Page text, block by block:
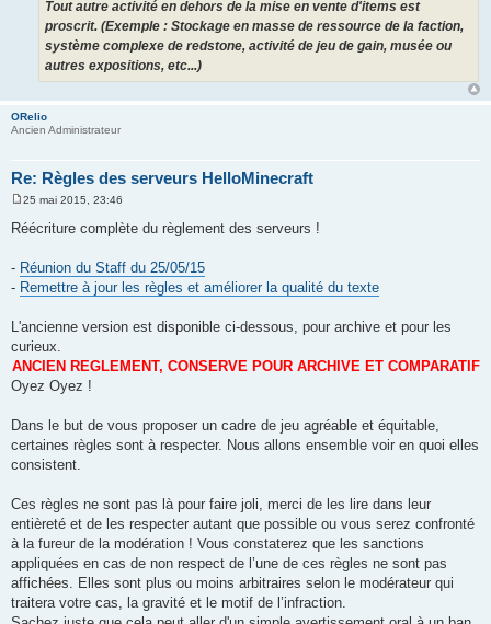
Tout autre activité en dehors de la mise en vente d'items est
proscrit. (Exemple : Stockage en masse de ressource de la faction,
système complexe de redstone, activité de jeu de gain, musée ou
autres expositions, etc...)
ORelio
Ancien Administrateur
Re: Règles des serveurs HelloMinecraft
e
s
a
g
e
25 mai 2015, 23:46
Réécriture complète du règlement des serveurs !
- Réunion du Staff du 25/05/15
- Remettre à jour les règles et améliorer la qualité du texte
L'ancienne version est disponible ci-dessous, pour archive et pour les
curieux.
ANCIEN REGLEMENT, CONSERVE POUR ARCHIVE ET COMPARATIF
Oyez Oyez !
Dans le but de vous proposer un cadre de jeu agréable et équitable,
certaines règles sont à respecter. Nous allons ensemble voir en quoi elles
consistent.
Ces règles ne sont pas là pour faire joli, merci de les lire dans leur
entièreté et de les respecter autant que possible ou vous serez confronté
à la fureur de la modération ! Vous constaterez que les sanctions
appliquées en cas de non respect de l’une de ces règles ne sont pas
affichées. Elles sont plus ou moins arbitraires selon le modérateur qui
traitera votre cas, la gravité et le motif de l’infraction.